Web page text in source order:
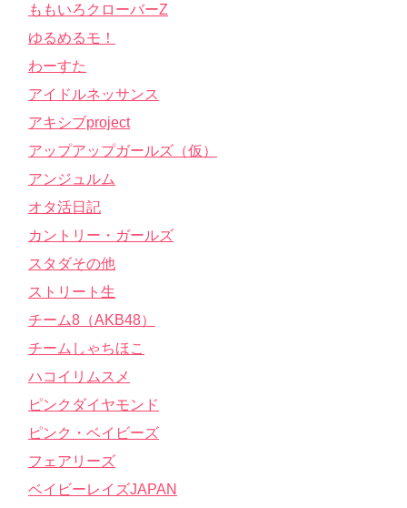
ももいろクローバーZ
ゆるめるモ！
わーすた
アイドルネッサンス
アキシブproject
アップアップガールズ（仮）
アンジュルム
オタ活日記
カントリー・ガールズ
スタダその他
ストリート生
チーム8（AKB48）
チームしゃちほこ
ハコイリムスメ
ピンクダイヤモンド
ピンク・ベイビーズ
フェアリーズ
ベイビーレイズJAPAN